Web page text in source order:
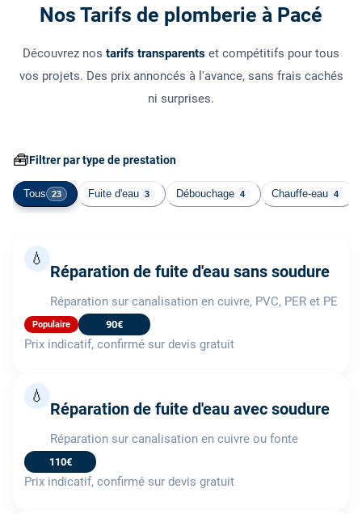
Nos Tarifs de plomberie à Pacé
Découvrez nos tarifs transparents et compétitifs pour tous
vos projets. Des prix annoncés à l'avance, sans frais cachés
ni surprises.
🧰Filtrer par type de prestation
Tous 23 Fuite d'eau 3 Débouchage 4 Chauffe-eau 4
💧
Réparation de fuite d'eau sans soudure
Réparation sur canalisation en cuivre, PVC, PER et PE
Populaire 90€
Prix indicatif, confirmé sur devis gratuit
💧
Réparation de fuite d'eau avec soudure
Réparation sur canalisation en cuivre ou fonte
110€
Prix indicatif, confirmé sur devis gratuit